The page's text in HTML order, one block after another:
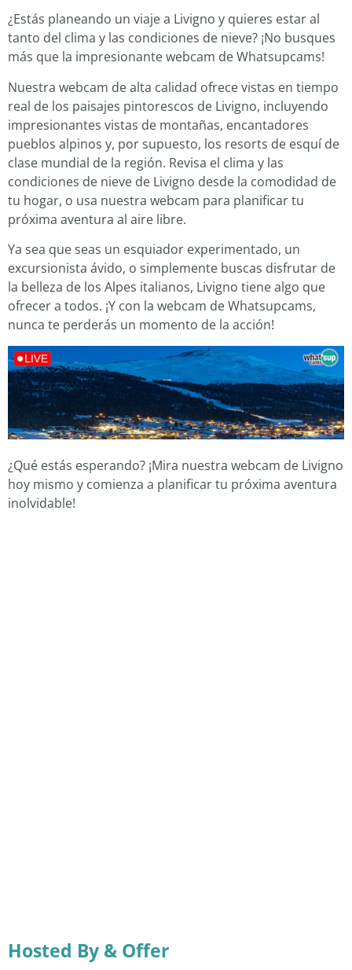
¿Estás planeando un viaje a Livigno y quieres estar al
tanto del clima y las condiciones de nieve? ¡No busques
más que la impresionante webcam de Whatsupcams!
Nuestra webcam de alta calidad ofrece vistas en tiempo
real de los paisajes pintorescos de Livigno, incluyendo
impresionantes vistas de montañas, encantadores
pueblos alpinos y, por supuesto, los resorts de esquí de
clase mundial de la región. Revisa el clima y las
condiciones de nieve de Livigno desde la comodidad de
tu hogar, o usa nuestra webcam para planificar tu
próxima aventura al aire libre.
Ya sea que seas un esquiador experimentado, un
excursionista ávido, o simplemente buscas disfrutar de
la belleza de los Alpes italianos, Livigno tiene algo que
ofrecer a todos. ¡Y con la webcam de Whatsupcams,
nunca te perderás un momento de la acción!
¿Qué estás esperando? ¡Mira nuestra webcam de Livigno
hoy mismo y comienza a planificar tu próxima aventura
inolvidable!
Hosted By & Offer